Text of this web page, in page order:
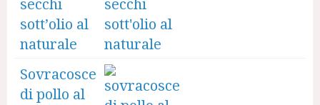
secchi
sott’olio al
naturale
Sovracosce
di pollo al